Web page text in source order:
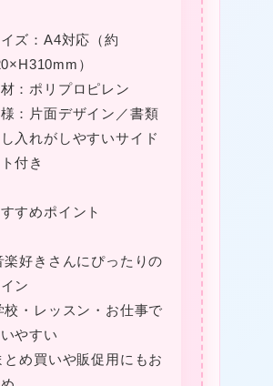
イズ：A4対応（約
）
材：ポリプロピレン
様：片面デザイン／書類
入れがしやすいサイド
付き
すめポイント
楽好きさんにぴったりの
ン
校・レッスン・お仕事で
やすい
とめ買いや販促用にもお